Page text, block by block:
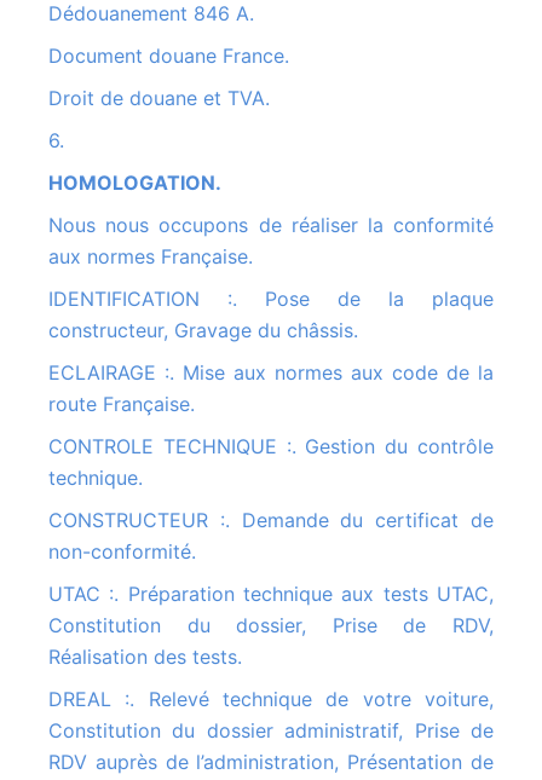
Dédouanement 846 A.
Document douane France.
Droit de douane et TVA.
6.
HOMOLOGATION.
Nous nous occupons de réaliser la conformité
aux normes Française.
IDENTIFICATION :. Pose de la plaque
constructeur, Gravage du châssis.
ECLAIRAGE :. Mise aux normes aux code de la
route Française.
CONTROLE TECHNIQUE :. Gestion du contrôle
technique.
CONSTRUCTEUR :. Demande du certificat de
non-conformité.
UTAC :. Préparation technique aux tests UTAC,
Constitution du dossier, Prise de RDV,
Réalisation des tests.
DREAL :. Relevé technique de votre voiture,
Constitution du dossier administratif, Prise de
RDV auprès de l’administration, Présentation de